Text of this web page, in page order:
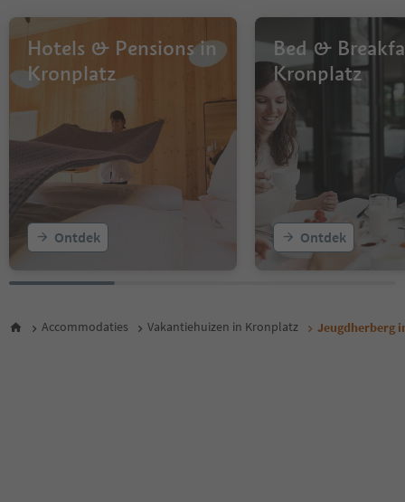
Hotels & Pensions in
Kronplatz
Ontdek
Bed &
Kronplatz
Ontdek
Accommodaties Vakantiehuizen in Kronplatz Jeugdherberg